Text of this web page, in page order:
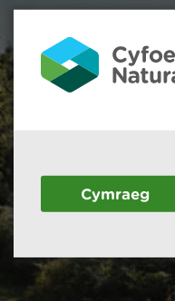
Cymraeg